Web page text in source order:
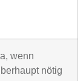
wenn
nötig